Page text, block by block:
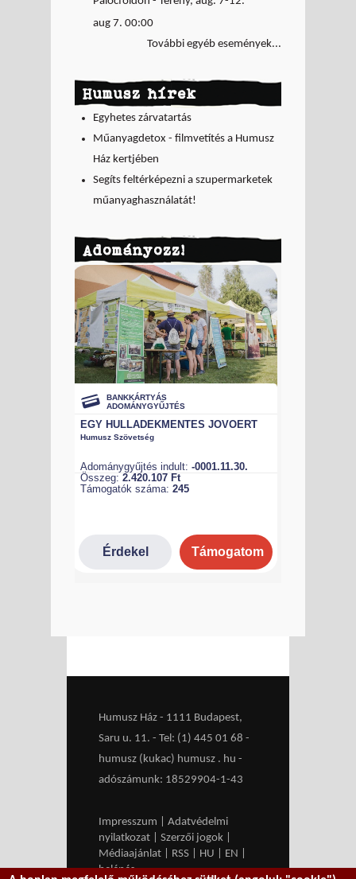
aug 7. 00:00
További egyéb események...
Humusz hírek
Egyhetes zárvatartás
Műanyagdetox - filmvetítés a Humusz
Ház kertjében
Segíts feltérképezni a szupermarketek
műanyaghasználatát!
Adományozz!
Humusz Ház - 1111 Budapest,
Saru u. 11. - Tel: (1) 445 01 68 -
humusz (kukac) humusz . hu -
adószámunk: 18529904-1-43
Impresszum
Adatvédelmi
nyilatkozat
Szerzői jogok
Médiaajánlat
RSS HU EN
belépés